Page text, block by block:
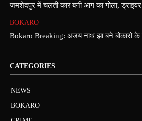
जमशेदपुर में चलती कार बनी आग का गोला, ड्राइवर
BOKARO
Bokaro Breaking: अजय नाथ झा बने बोकारो के
CATEGORIES
NEWS
BOKARO